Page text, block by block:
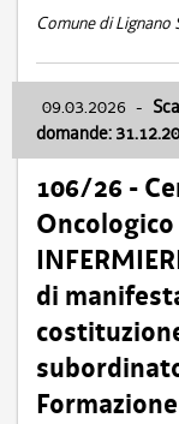
Comune di Lignano
09.03.2026 -
domande:
106/26 -
di